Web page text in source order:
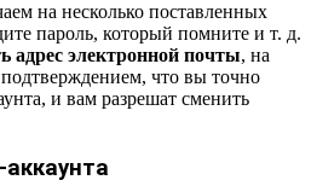
на несколько поставленных
пароль, который помните и т. д.
адрес электронной почты, на
что вы точно
и вам разрешат сменить